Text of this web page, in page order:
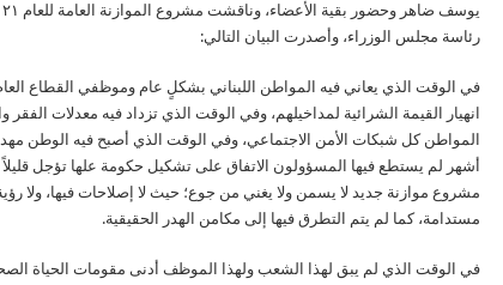
رئاسة مجلس الوزراء، وأصدرت البيان التالي:
في الوقت الذي يعاني فيه المواطن اللبناني بشكلٍ عام وموظفي القطاع
انهيار القيمة الشرائية لمداخيلهم، وفي الوقت الذي تزداد فيه معدلات
المواطن كل شبكات الأمن الاجتماعي، وفي الوقت الذي أصبح فيه الوطن
أشهر لم يستطع فيها المسؤولون الاتفاق على تشكيل حكومة علها تؤجل قليلاً
مشروع موازنة جديد لا يسمن ولا يغني من جوع؛ حيث لا إصلاحات فيها، ولا رؤية
مستدامة، كما لم يتم التطرق فيها إلى مكامن الهدر الحقيقية.
في الوقت الذي لم يبق لهذا الشعب ولهذا الموظف أدنى مقومات الحياة